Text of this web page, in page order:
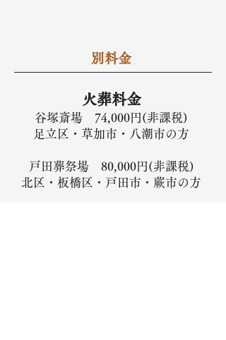
別料金
火葬料金
谷塚斎場 74,000円(非課税)
足立区・草加市・八潮市の方
戸田葬祭場 80,000円(非課税)
北区・板橋区・戸田市・蕨市の方